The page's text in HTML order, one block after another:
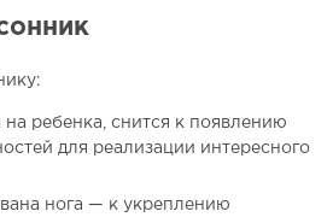
на ребенка, снится к появлению
для реализации интересного
нога — к укреплению